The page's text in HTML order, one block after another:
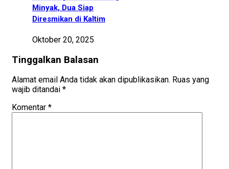
Minyak, Dua Siap
Diresmikan di Kaltim
Oktober 20, 2025
Tinggalkan Balasan
Alamat email Anda tidak akan dipublikasikan. Ruas yang
wajib ditandai *
Komentar *